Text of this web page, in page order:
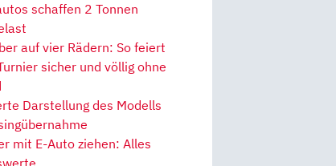
schaffen 2 Tonnen
auf vier Rädern: So feiert
sicher und völlig ohne
Darstellung des Modells
mit E-Auto ziehen: Alles